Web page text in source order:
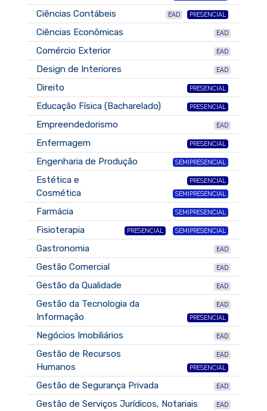
Ciências Contábeis
EAD PRESENCIAL
Ciências Econômicas EAD
Comércio Exterior EAD
Design de Interiores EAD
Direito PRESENCIAL
Educação Física (Bacharelado) PRESENCIAL
Empreendedorismo EAD
Enfermagem PRESENCIAL
Engenharia de Produção SEMIPRESENCIAL
Estética e
Cosmética
PRESENCIAL
SEMIPRESENCIAL
Farmácia SEMIPRESENCIAL
Fisioterapia PRESENCIAL SEMIPRESENCIAL
Gastronomia EAD
Gestão Comercial EAD
Gestão da Qualidade EAD
Gestão da Tecnologia da
Informação
EAD
PRESENCIAL
Negócios Imobiliários EAD
Gestão de Recursos
Humanos
EAD
PRESENCIAL
Gestão de Segurança Privada EAD
Gestão de Serviços Jurídicos, Notariais
EAD